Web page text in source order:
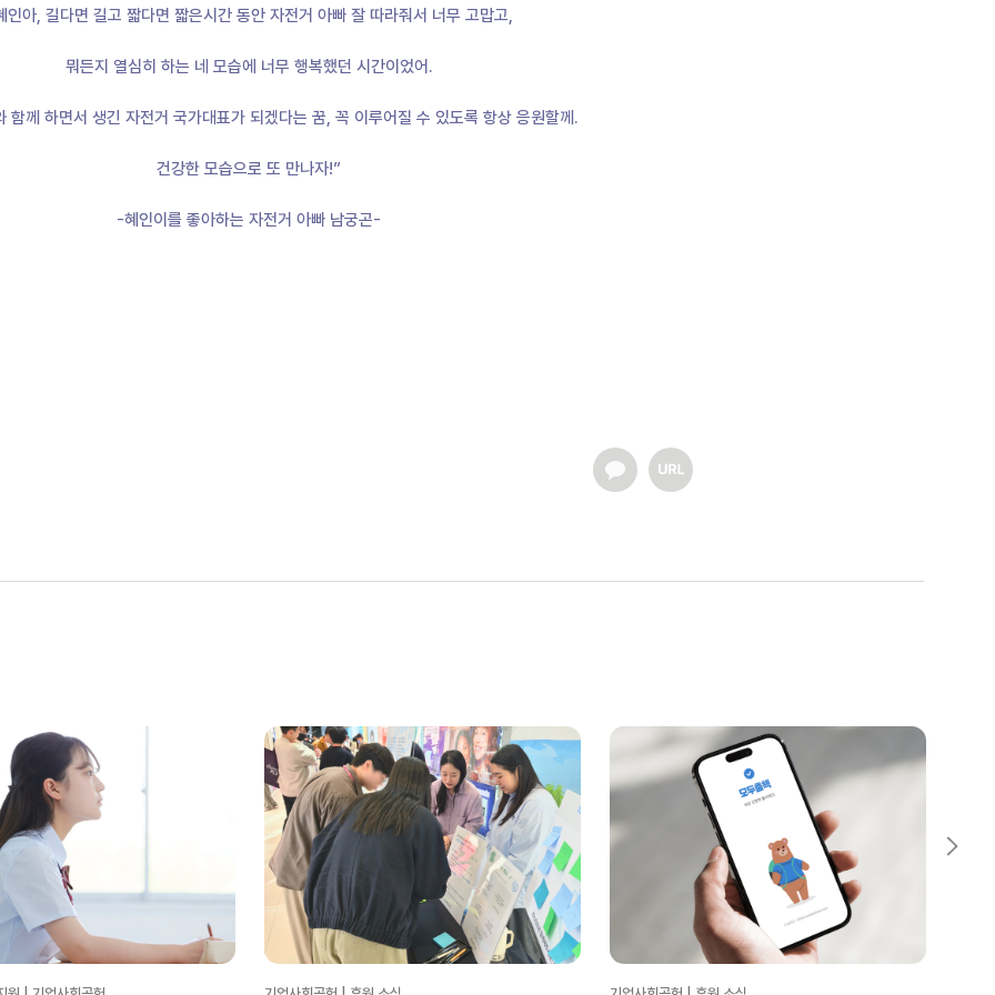
인아, 길다면 길고 짧다면 짧은시간 동안 자전거 아빠 잘 따라줘서 너무 고맙고,
뭐든지 열심히 하는 네 모습에 너무 행복했던 시간이었어.
함께 하면서 생긴 자전거 국가대표가 되겠다는 꿈, 꼭 이루어질 수 있도록 항상 응원할께.
건강한 모습으로 또 만나자!”
-혜인이를 좋아하는 자전거 아빠 남궁곤-